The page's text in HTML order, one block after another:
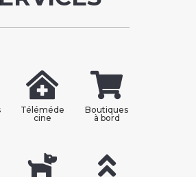
Téléméde
cine
Boutiques
à bord